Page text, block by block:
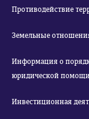
Противодействие
Земельные
Информация о
юридической помощи
Инвестиционная